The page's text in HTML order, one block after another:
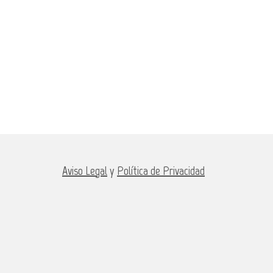
Aviso Legaly Política de Privacidad